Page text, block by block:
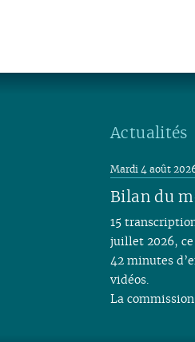
Actualités
Bilan du
Mardi 4 août
15
juillet 2026, ce
42 minutes
vidéos.
La